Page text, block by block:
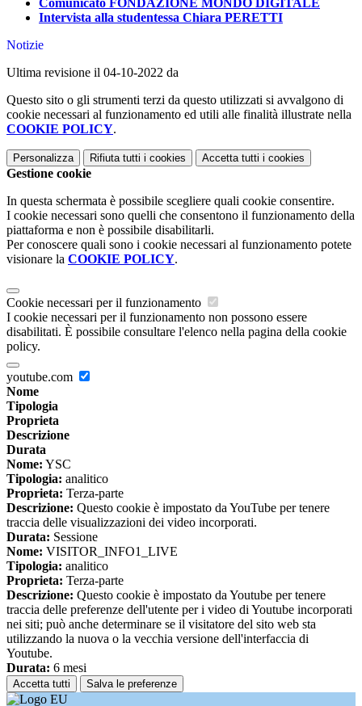
Comunicato FONDAZIONE MONDO DIGITALE
Intervista alla studentessa Chiara PERETTI
Notizie
Ultima revisione il 04-10-2022 da
Questo sito o gli strumenti terzi da questo utilizzati si avvalgono di
cookie necessari al funzionamento ed utili alle finalità illustrate nella
COOKIE POLICY.
Personalizza Rifiuta tutti i cookies Accetta tutti i cookies
Gestione cookie
In questa schermata è possibile scegliere quali cookie consentire.
I cookie necessari sono quelli che consentono il funzionamento della
piattaforma e non è possibile disabilitarli.
Per conoscere quali sono i cookie necessari al funzionamento potete
visionare la COOKIE POLICY.
Cookie necessari per il funzionamento
I cookie necessari per il funzionamento non possono essere
disabilitati. È possibile consultare l'elenco nella pagina della cookie
policy.
youtube.com
Nome
Tipologia
Proprieta
Descrizione
Durata
Nome: YSC
Tipologia: analitico
Proprieta: Terza-parte
Descrizione: Questo cookie è impostato da YouTube per tenere
traccia delle visualizzazioni dei video incorporati.
Durata: Sessione
Nome: VISITOR_INFO1_LIVE
Tipologia: analitico
Proprieta: Terza-parte
Descrizione: Questo cookie è impostato da Youtube per tenere
traccia delle preferenze dell'utente per i video di Youtube incorporati
nei siti; può anche determinare se il visitatore del sito web sta
utilizzando la nuova o la vecchia versione dell'interfaccia di
Youtube.
Durata: 6 mesi
Accetta tutti Salva le preferenze